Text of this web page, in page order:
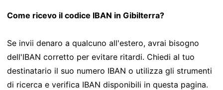
Come ricevo il codice IBAN in Gibilterra?
Se invii denaro a qualcuno all'estero, avrai bisogno
dell'IBAN corretto per evitare ritardi. Chiedi al tuo
destinatario il suo numero IBAN o utilizza gli strumenti
di ricerca e verifica IBAN disponibili in questa pagina.